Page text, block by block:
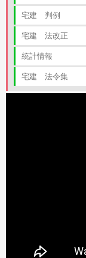
宅建 判例
宅建 法改正
統計情報
宅建 法令集